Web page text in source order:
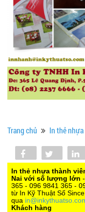
Trang chủ In thẻ nhựa
Share Tweet
In thẻ nhựa thành
Nai với số lượng lớn
365 - 096 9841 365 -
từ In Kỹ Thuật Số
qua
Khách hàng